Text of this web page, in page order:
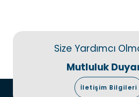
Size Yardımcı
Mutluluk
İletişim Bilgileri